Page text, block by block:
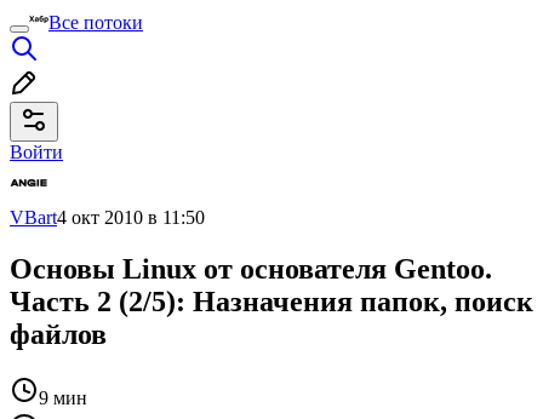
Все потоки
Войти
VBart4 окт 2010 в 11:50
Основы Linux от основателя Gentoo.
Часть 2 (2/5): Назначения папок, поиск
файлов
9 мин